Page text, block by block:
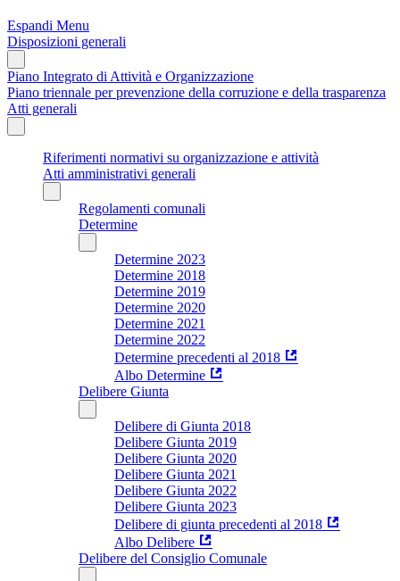
Espandi Menu
Disposizioni generali
Piano Integrato di Attività e Organizzazione
Piano triennale per prevenzione della corruzione e della trasparenza
Atti generali
Riferimenti normativi su organizzazione e attività
Atti amministrativi generali
Regolamenti comunali
Determine
Determine 2023
Determine 2018
Determine 2019
Determine 2020
Determine 2021
Determine 2022
Determine precedenti al 2018
Albo Determine
Delibere Giunta
Delibere di Giunta 2018
Delibere Giunta 2019
Delibere Giunta 2020
Delibere Giunta 2021
Delibere Giunta 2022
Delibere Giunta 2023
Delibere di giunta precedenti al 2018
Albo Delibere
Delibere del Consiglio Comunale